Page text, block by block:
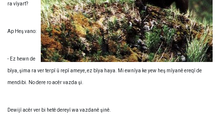
ra vîyart?
Ap Heş vano:
- Ez hewn de
bîya, şima ra ver terpî û repî ameye, ez bîya haya. Mi ewnîya ke yew heş mîyanê ereqî de
mendibi. No dere ro acêr vazda şi.
Dewijî acêr ver bi hetê dereyî wa vazdanê şinê.